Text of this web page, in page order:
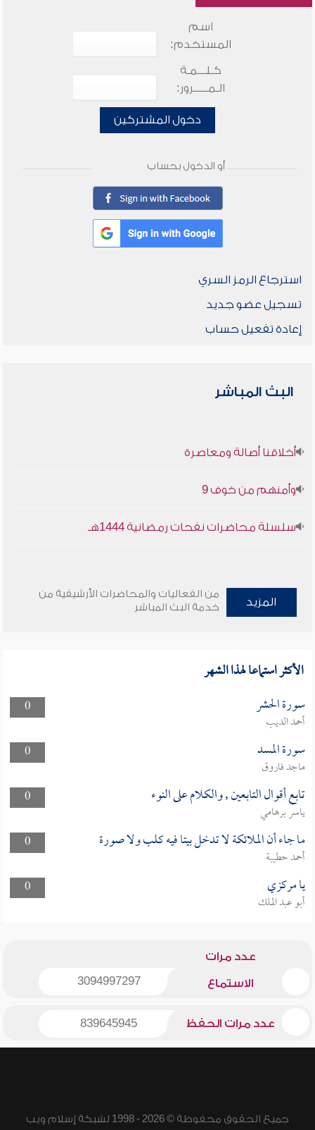
اسم
المستخدم:
كـلـــمـة
الـمـــــرور:
دخول المشتركين
أو الدخول بحساب
استرجاع الرمز السري
تسجيل عضو جديد
إعادة تفعيل حساب
البث المباشر
أخلاقنا أصالة ومعاصرة
وأمنهم من خوف 9
سلسلة محاضرات نفحات رمضانية 1444هـ
المزيد
من الفعاليات والمحاضرات الأرشيفية من
خدمة البث المباشر
الأكثر استماعا لهذا الشهر
0 سورة الحشر
أحمد الديب
0
سورة المسد
ماجد فاروق
0
تابع أقوال التابعين , والكلام على النوء
ياسر برهامي
0
ما جاء أن الملائكة لا تدخل بيتا فيه كلب ولا صورة
أحمد حطيبة
0
يا مركزي
أبو عبد الملك
عدد مرات
الاستماع 3094997297
عدد مرات الحفظ 839645945
جميع الحقوق محفوظة © 2026 - 1998 لشبكة إسلام ويب